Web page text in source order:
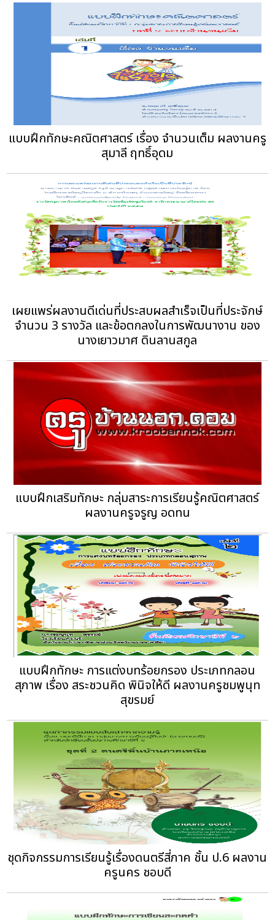
แบบฝึกทักษะคณิตศาสตร์ เรื่อง จำนวนเต็ม ผลงานครู
สุมาลี ฤทธิ์อุดม
เผยแพร่ผลงานดีเด่นที่ประสบผลสำเร็จเป็นที่ประจักษ์
จำนวน 3 รางวัล และข้อตกลงในการพัฒนางาน ของ
นางเยาวมาศ ดินลานสกูล
แบบฝึกเสริมทักษะ กลุ่มสาระการเรียนรู้คณิตศาสตร์‏
ผลงานครูจรูญ อดทน
แบบฝึกทักษะ การแต่งบทร้อยกรอง ประเภทกลอน
สุภาพ เรื่อง สระชวนคิด พินิจให้ดี ผลงานครูชมพูนุท
สุขรมย์
ชุดกิจกรรมการเรียนรู้เรื่องดนตรีสี่ภาค ชั้น ป.6 ผลงาน
ครูนคร ชอบดี